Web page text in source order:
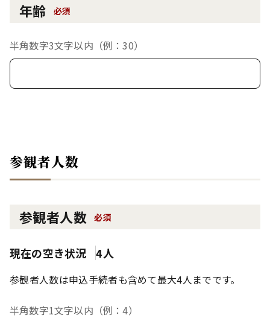
年齢 必須
半角数字3文字以内（例：30）
参観者人数
参観者人数 必須
現在の空き状況 4人
参観者人数は申込手続者も含めて最大4人までです。
半角数字1文字以内（例：4）